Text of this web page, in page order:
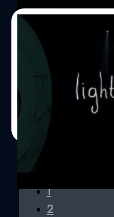
https://
สาวเอามือถือไอโฟนถ่ายรู
หน้าจอทั้งๆที่แอปเปิ้ลมันก็ว
ขวัญ เมื่อเธอเริ่มกวาดกล้
เธอ ดันไปจับภาพบางอย่า
เรื่องแรกก่อนที่จะไปทำ
เรื่องนี้แซนด์เบิร์ก เริ่มใช้บริ
Losten ที่น่าจะกลายเป็นอี
บารมีกันเลยล่ะ การถ่ายทำ
ที่ทำกันสองคนเอามันล้วนๆ
สักคนใช้มือถือถ่ายรูปอาห
กล้องมือถือมาเล่นได้น่าข
คล้ายๆ แต่ในปี 2013 นั้น
ล่ะ 2. Lights Out https://
แปลกที่พอเธอปิดไปจะเห็น
ไฟเช็กดูร่างนั้นก็หายไป แต่
13/07/2016
Lights Out: จะรออะ
Lights Out เป็นหนังผีสไต
ผีกลัวแสงสว่าง ที่แบบผลุบ
โดดเด้งมาตั้งแต่สมัยยังเป็น
David F. Sandberg แล้ว เ
เรื่องนี้ผ่านตากันบ้างแล้วแน่ๆ
ธนพล น้อยชูชื่น | 3676 days ago
1
2